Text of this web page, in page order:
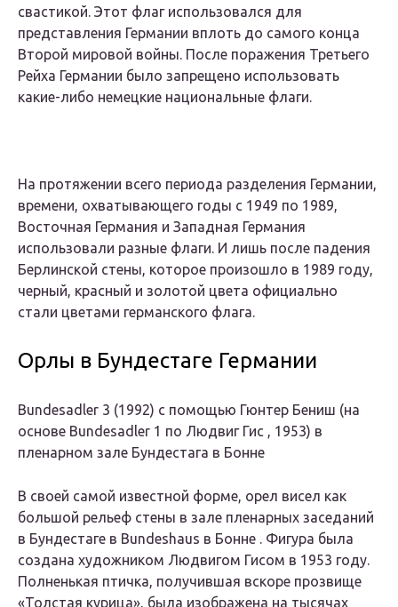
свастикой. Этот флаг использовался для
представления Германии вплоть до самого конца
Второй мировой войны. После поражения Третьего
Рейха Германии было запрещено использовать
какие-либо немецкие национальные флаги.
На протяжении всего периода разделения Германии,
времени, охватывающего годы с 1949 по 1989,
Восточная Германия и Западная Германия
использовали разные флаги. И лишь после падения
Берлинской стены, которое произошло в 1989 году,
черный, красный и золотой цвета официально
стали цветами германского флага.
Орлы в Бундестаге Германии
Bundesadler 3 (1992) с помощью Гюнтер Бениш (на
основе Bundesadler 1 по Людвиг Гис , 1953) в
пленарном зале Бундестага в Бонне
В своей самой известной форме, орел висел как
большой рельеф стены в зале пленарных заседаний
в Бундестаге в Bundeshaus в Бонне . Фигура была
создана художником Людвигом Гисом в 1953 году.
Полненькая птичка, получившая вскоре прозвище
«Толстая курица», была изображена на тысячах